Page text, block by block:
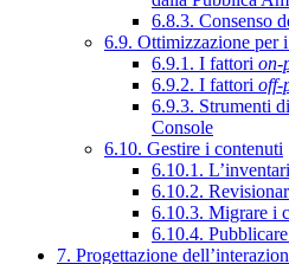
6.8.3. Consenso
6.9. Ottimizzazione per
6.9.1. I fattori on-
6.9.2. I fattori off-
6.9.3. Strumenti
Console
6.10. Gestire i contenuti
6.10.1.
6.10.2.
6.10.3. Migrare i
6.10.4.
7. Progettazione